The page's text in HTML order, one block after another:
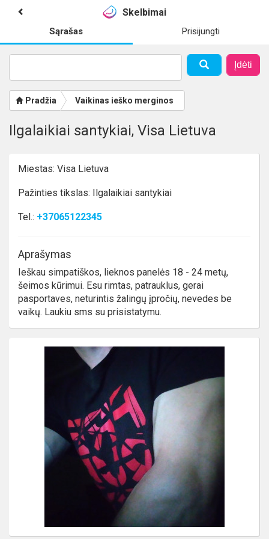
Skelbimai
Sąrašas Prisijungti
Įdėti
Pradžia Vaikinas ieško merginos
Ilgalaikiai santykiai, Visa Lietuva
Miestas: Visa Lietuva
Pažinties tikslas: Ilgalaikiai santykiai
Tel.: +37065122345
Aprašymas
Ieškau simpatiškos, lieknos panelės 18 - 24 metų,
šeimos kūrimui. Esu rimtas, patrauklus, gerai
pasportaves, neturintis žalingų įpročių, nevedes be
vaikų. Laukiu sms su prisistatymu.